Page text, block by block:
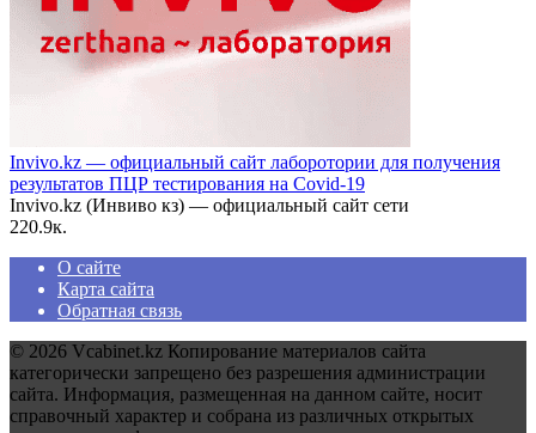
Invivo.kz — официальный сайт лаборотории для получения
результатов ПЦР тестирования на Covid-19
Invivo.kz (Инвиво кз) — официальный сайт сети
220.9к.
О сайте
Карта сайта
Обратная связь
© 2026 Vcabinet.kz Копирование материалов сайта
категорически запрещено без разрешения администрации
сайта. Информация, размещенная на данном сайте, носит
справочный характер и собрана из различных открытых